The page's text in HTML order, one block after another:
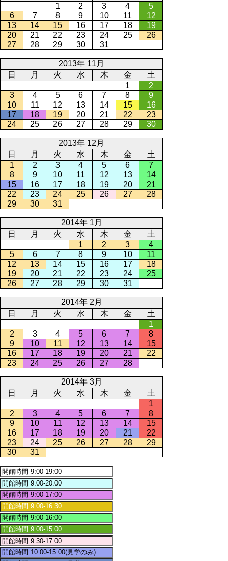
1
2 3 4
5
6
7 8 9 10 11
12
13
14 15 16 17 18
19
20
21 22 23 24 25
26
27
28 29 30 31
2013年 11月
日
月 火 水 木 金
土
1
2
3
4 5 6 7 8
9
10
11 12 13 14 15
16
17
18 19 20 21 22
23
24
25 26 27 28 29 30
2013年 12月
日
月 火 水 木 金
土
1
2 3 4 5 6
7
8
9 10 11 12 13
14
15
16 17 18 19 20
21
22
23 24 25 26 27
28
29
30 31
2014年 1月
日
月 火 水 木 金
土
1
2 3
4
5
6 7 8 9 10
11
12
13 14 15 16 17
18
19
20 21 22 23 24
25
26
27 28 29 30 31
2014年 2月
日
月 火 水 木 金
土
1
2
3 4 5 6 7
8
9
10 11 12 13 14
15
16
17 18 19 20 21
22
23
24 25 26 27 28
2014年 3月
日
月 火 水 木 金
土
1
2
3 4 5 6 7
8
9
10 11 12 13 14
15
16
17 18 19 20 21
22
23
24 25 26 27 28
29
30
31